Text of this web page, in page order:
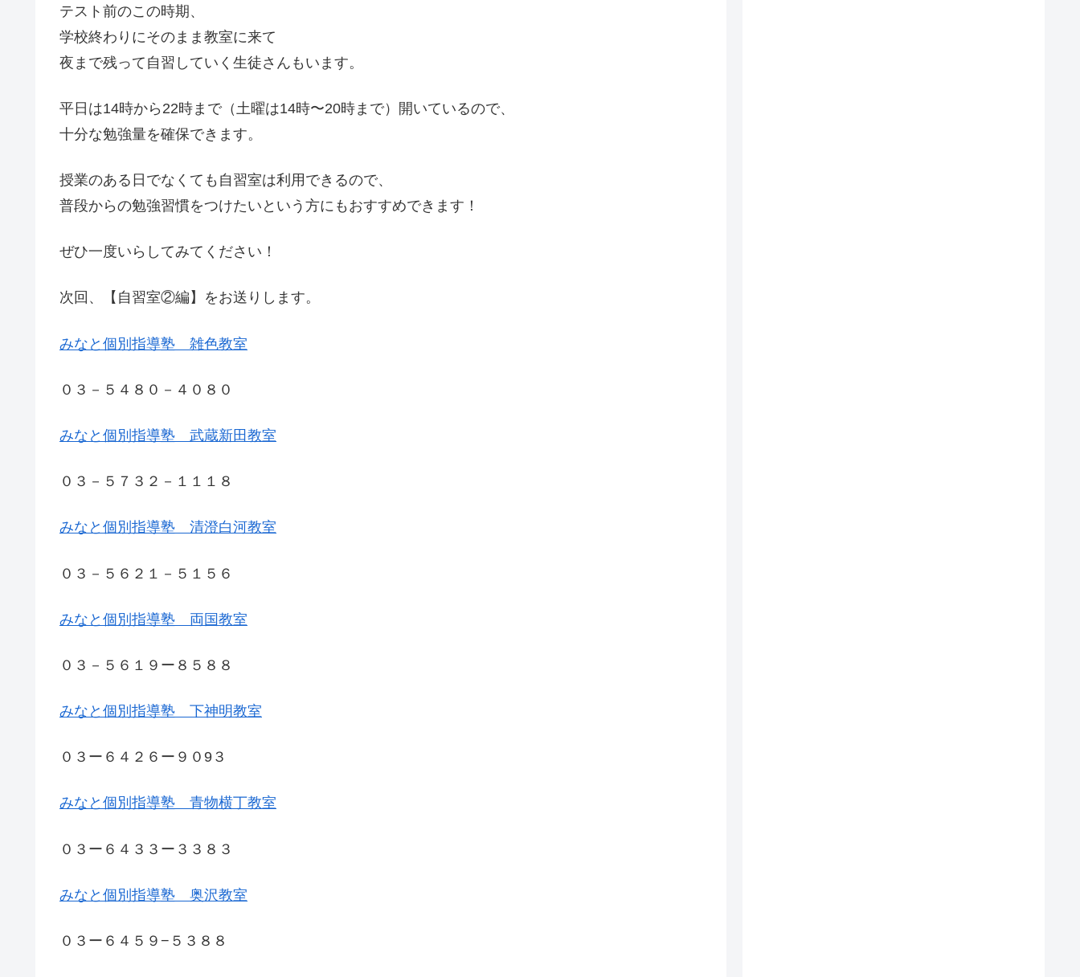
テスト前のこの時期、
学校終わりにそのまま教室に来て
夜まで残って自習していく生徒さんもいます。
平日は14時から22時まで（土曜は14時〜20時まで）開いているので、
十分な勉強量を確保できます。
授業のある日でなくても自習室は利用できるので、
普段からの勉強習慣をつけたいという方にもおすすめできます！
ぜひ一度いらしてみてください！
次回、【自習室②編】をお送りします。
みなと個別指導塾 雑色教室
０３－５４８０－４０８０
みなと個別指導塾 武蔵新田教室
０３－５７３２－１１１８
みなと個別指導塾 清澄白河教室
０３－５６２１－５１５６
みなと個別指導塾 両国教室
０３－５６１９ー８５８８
みなと個別指導塾 下神明教室
０３ー６４２６ー９０9３
みなと個別指導塾 青物横丁教室
０３ー６４３３ー３３８３
みなと個別指導塾 奥沢教室
０３ー６４５９−５３８８